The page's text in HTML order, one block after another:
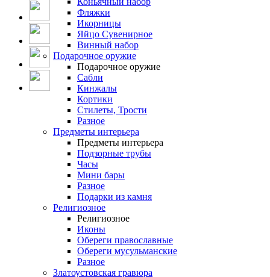
Фляжки
Икорницы
Яйцо Сувенирное
Винный набор
Подарочное оружие
Подарочное оружие
Сабли
Кинжалы
Кортики
Стилеты, Трости
Разное
Предметы интерьера
Предметы интерьера
Подзорные трубы
Часы
Мини бары
Разное
Подарки из камня
Религиозное
Религиозное
Иконы
Обереги православные
Обереги мусульманские
Разное
Златоустовская гравюра